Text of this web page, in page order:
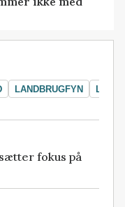
LANDBRUGFYN
fokus på